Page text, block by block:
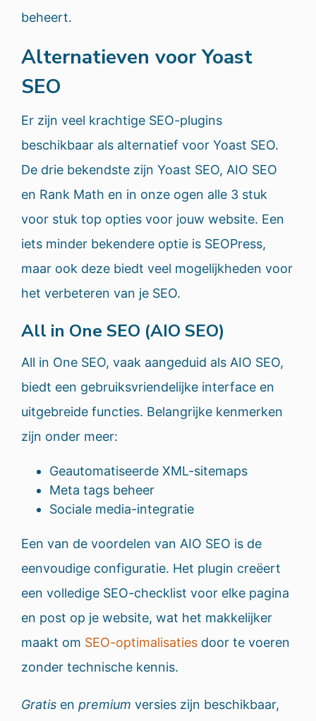
beheert.
Alternatieven voor Yoast
SEO
Er zijn veel krachtige SEO-plugins
beschikbaar als alternatief voor Yoast SEO.
De drie bekendste zijn Yoast SEO, AIO SEO
en Rank Math en in onze ogen alle 3 stuk
voor stuk top opties voor jouw website. Een
iets minder bekendere optie is SEOPress,
maar ook deze biedt veel mogelijkheden voor
het verbeteren van je SEO.
All in One SEO (AIO SEO)
All in One SEO, vaak aangeduid als AIO SEO,
biedt een gebruiksvriendelijke interface en
uitgebreide functies. Belangrijke kenmerken
zijn onder meer:
Geautomatiseerde XML-sitemaps
Meta tags beheer
Sociale media-integratie
Een van de voordelen van AIO SEO is de
eenvoudige configuratie. Het plugin creëert
een volledige SEO-checklist voor elke pagina
en post op je website, wat het makkelijker
maakt om SEO-optimalisaties door te voeren
zonder technische kennis.
Gratis en premium versies zijn beschikbaar,